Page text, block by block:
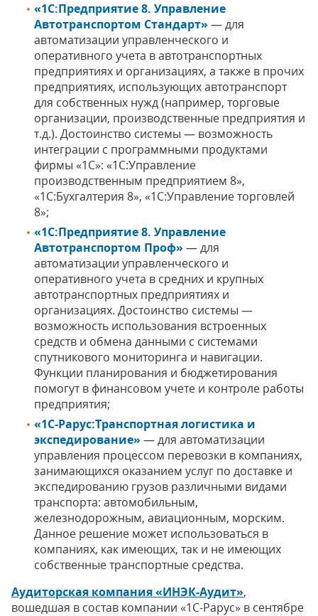
«1С:Предприятие 8. Управление
Автотранспортом Стандарт» — для
автоматизации управленческого и
оперативного учета в автотранспортных
предприятиях и организациях, а также в прочих
предприятиях, использующих автотранспорт
для собственных нужд (например, торговые
организации, производственные предприятия и
т.д.). Достоинство системы — возможность
интеграции с программными продуктами
фирмы «1С»: «1С:Управление
производственным предприятием 8»,
«1С:Бухгалтерия 8», «1С:Управление торговлей
8»;
«1С:Предприятие 8. Управление
Автотранспортом Проф» — для
автоматизации управленческого и
оперативного учета в средних и крупных
автотранспортных предприятиях и
организациях. Достоинство системы —
возможность использования встроенных
средств и обмена данными с системами
спутникового мониторинга и навигации.
Функции планирования и бюджетирования
помогут в финансовом учете и контроле работы
предприятия;
«1С-Рарус:Транспортная логистика и
экспедирование» — для автоматизации
управления процессом перевозки в компаниях,
занимающихся оказанием услуг по доставке и
экспедированию грузов различными видами
транспорта: автомобильным,
железнодорожным, авиационным, морским.
Данное решение может использоваться в
компаниях, как имеющих, так и не имеющих
собственные транспортные средства.
Аудиторская компания «ИНЭК-Аудит»,
вошедшая в состав компании «1С-Рарус» в сентябре